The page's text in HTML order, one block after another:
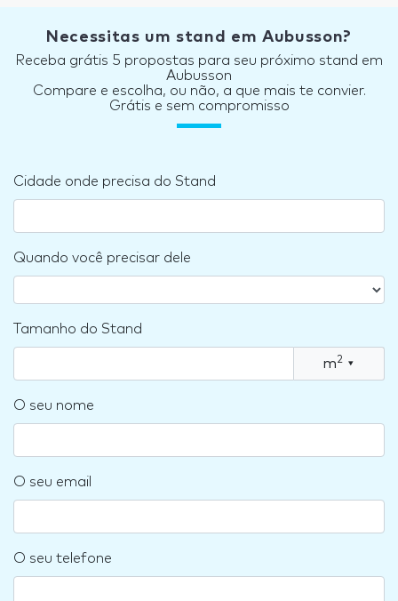
Necessitas um stand em Aubusson?
Receba grátis 5 propostas para seu próximo stand em
Aubusson
Compare e escolha, ou não, a que mais te convier.
Grátis e sem compromisso
Cidade onde precisa do Stand
Quando você precisar dele
Tamanho do Stand
m2 ▾
O seu nome
O seu email
O seu telefone